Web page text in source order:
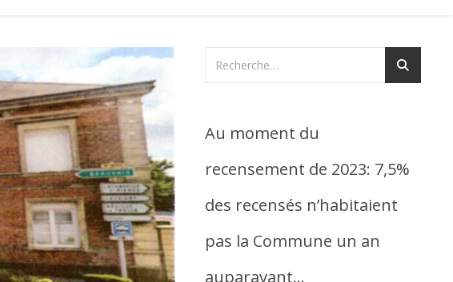
Au moment du
recensement de 2023: 7,5%
des recensés n’habitaient
pas la Commune un an
auparavant…